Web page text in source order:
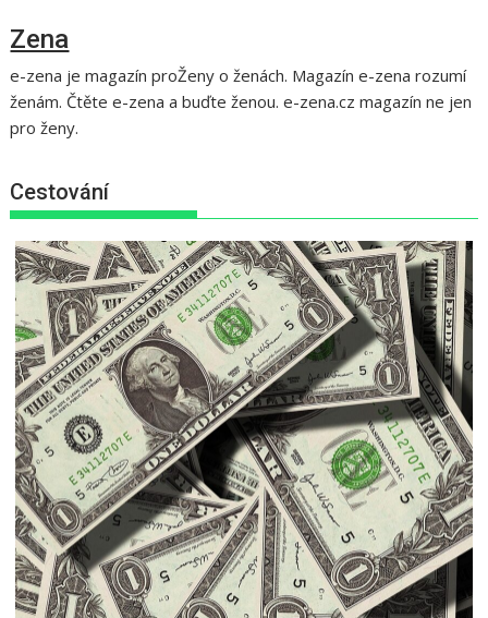
Zena
e-zena je magazín proŽeny o ženách. Magazín e-zena rozumí
ženám. Čtěte e-zena a buďte ženou. e-zena.cz magazín ne jen
pro ženy.
Cestování